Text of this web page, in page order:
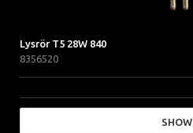
Lysrör T5 28W 840
8356520
SHOW